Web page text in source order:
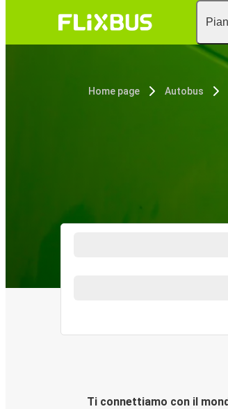
Home page Autobus
Ti connettiamo con il